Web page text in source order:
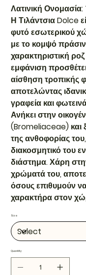
Λατινική
Η Τιλάντσια Dolce
φυτό εσωτερικού
με το κομψό
χαρακτηριστική
εμφάνιση
αίσθηση τροπικής
αποτελώντας
γραφεία και
Ανήκει στην
(Bromeliaceae) και
της ανθοφορίας
διακοσμητικό του
διάστημα. Χάρη
χρώματά του,
όσους επιθυμούν
χαρακτήρα στον
Size
Quantity